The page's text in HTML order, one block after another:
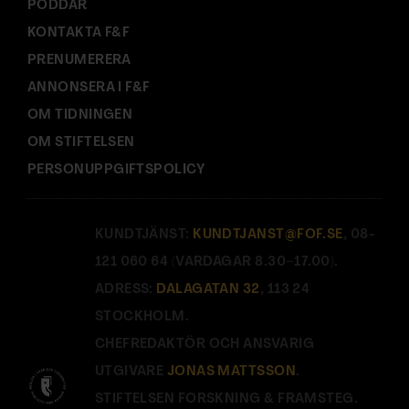
PODDAR
KONTAKTA F&F
PRENUMERERA
ANNONSERA I F&F
OM TIDNINGEN
OM STIFTELSEN
PERSONUPPGIFTSPOLICY
KUNDTJÄNST: KUNDTJANST@FOF.SE , 08-
121 060 64 (VARDAGAR 8.30–17.00).
ADRESS: DALAGATAN 32 , 113 24
STOCKHOLM.
CHEFREDAKTÖR OCH ANSVARIG
UTGIVARE JONAS MATTSSON.
STIFTELSEN FORSKNING & FRAMSTEG.